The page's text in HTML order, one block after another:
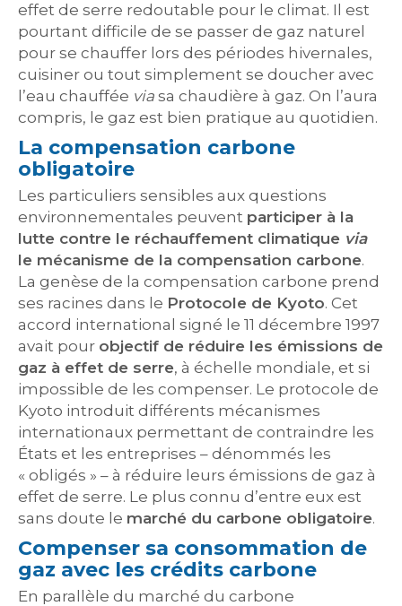
effet de serre redoutable pour le climat. Il est
pourtant difficile de se passer de gaz naturel
pour se chauffer lors des périodes hivernales,
cuisiner ou tout simplement se doucher avec
l’eau chauffée via sa chaudière à gaz. On l’aura
compris, le gaz est bien pratique au quotidien.
La compensation carbone
obligatoire
Les particuliers sensibles aux questions
environnementales peuvent participer à la
lutte contre le réchauffement climatique via
le mécanisme de la compensation carbone.
La genèse de la compensation carbone prend
ses racines dans le Protocole de Kyoto. Cet
accord international signé le 11 décembre 1997
avait pour objectif de réduire les émissions de
gaz à effet de serre, à échelle mondiale, et si
impossible de les compenser. Le protocole de
Kyoto introduit différents mécanismes
internationaux permettant de contraindre les
États et les entreprises – dénommés les
« obligés » – à réduire leurs émissions de gaz à
effet de serre. Le plus connu d’entre eux est
sans doute le marché du carbone obligatoire.
Compenser sa consommation de
gaz avec les crédits carbone
En parallèle du marché du carbone